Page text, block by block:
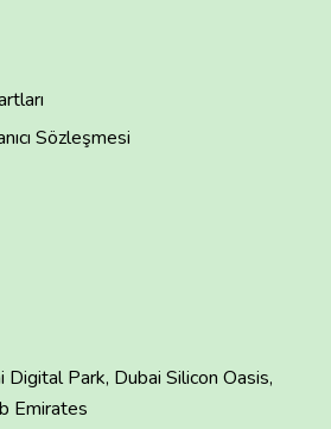
Sözleşmesi
Park, Dubai Silicon Oasis,
Emirates